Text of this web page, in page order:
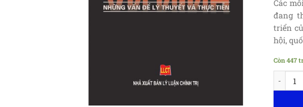
Các
đang
triển
hội,
Còn 447
An